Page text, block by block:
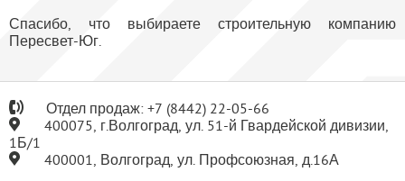
Спасибо, что выбираете строительную компанию
Пересвет-Юг.
Отдел продаж: +7 (8442) 22-05-66
400075, г.Волгоград, ул. 51-й Гвардейской дивизии,
1Б/1
400001, Волгоград, ул. Профсоюзная, д.16А